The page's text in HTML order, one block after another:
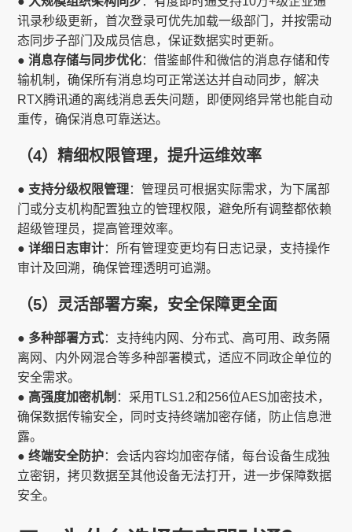
讯录秒级更新，首次登录可优先加载一级部门，并按需动
态同步子部门及成员信息，保证数据实时更新。
● 消息存储与同步优化：借鉴邮件和微信的消息存储和传
输机制，确保所有消息均可正常送达并自动同步，解决
RTX腾讯通的离线消息丢失问题，即便网络异常也能自动
重传，确保消息可靠送达。
（4）精细权限管理，提升运维效率
● 支持分级权限管理：管理员可根据实际需求，为下属部
门或分支机构配置独立的管理权限，避免所有调整都依赖
超级管理员，提高管理效率。
● 详细日志审计：所有管理变更均有日志记录，支持操作
审计及回溯，确保管理透明可追溯。
（5）灵活部署方案，安全保障更全面
● 多种部署方式：支持纯内网、分布式、高可用、政务隔
离网、内外网混合等多种部署模式，适应不同政企单位的
安全需求。
● 高强度加密机制 ：采用TLS1.2和256位AES加密技术，
确保数据传输安全，同时支持终端加密存储，防止信息泄
露。
● 终端安全防护：会话内容均加密存储，每台设备生成独
立密钥，拷贝数据至其他设备无法打开，进一步保障数据
安全。